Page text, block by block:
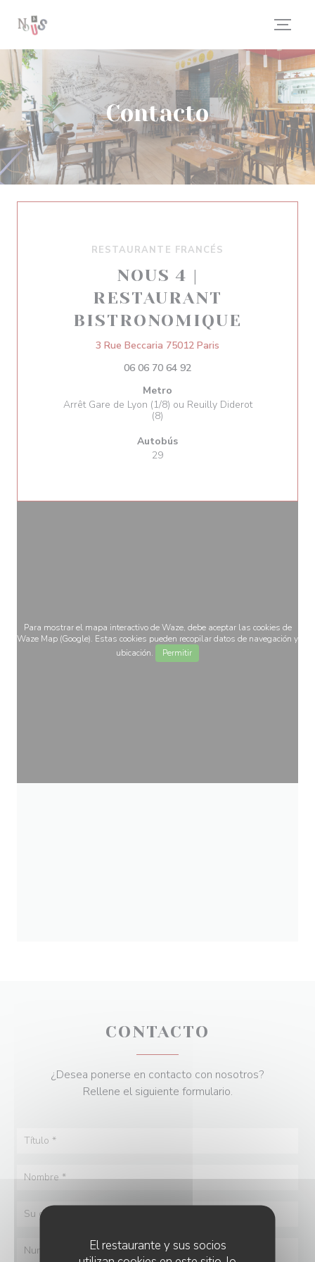
El restaurante y sus socios
Contacto
RESTAURANTE FRANCÉS
NOUS 4 |
RESTAURANT
BISTRONOMIQUE
3 Rue Beccaria 75012 Paris
06 06 70 64 92
Metro
Arrêt Gare de Lyon (1/8) ou Reuilly Diderot
(8)
Autobús
29
Para mostrar el mapa interactivo de Waze, debe aceptar las cookies de
Waze Map (Google). Estas cookies pueden recopilar datos de navegación y
ubicación.
Permitir
CONTACTO
¿Desea ponerse en contacto con nosotros?
Rellene el siguiente formulario.